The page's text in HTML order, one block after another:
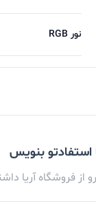
نور RGB
استفادتو بنویس
از فروشگاه آریا